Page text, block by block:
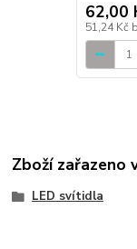
62,00
51,24 Kč
Zboží zařazeno
LED svítidla